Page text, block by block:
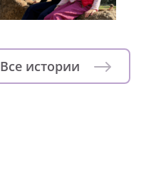
Все истории